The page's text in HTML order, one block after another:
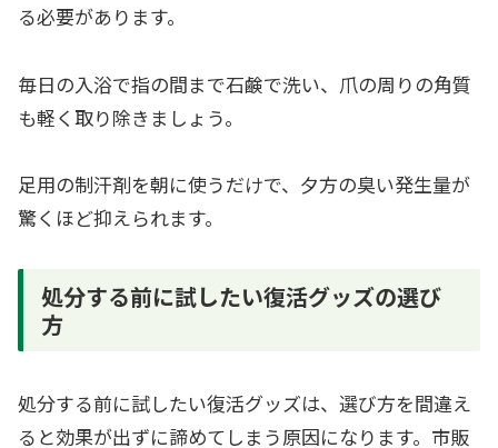
る必要があります。
毎日の入浴で指の間まで石鹸で洗い、爪の周りの角質
も軽く取り除きましょう。
足用の制汗剤を朝に使うだけで、夕方の臭い発生量が
驚くほど抑えられます。
処分する前に試したい復活グッズの選び
方
処分する前に試したい復活グッズは、選び方を間違え
ると効果が出ずに諦めてしまう原因になります。市販